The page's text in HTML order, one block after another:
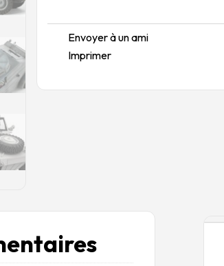
Envoyer à un ami
Imprimer